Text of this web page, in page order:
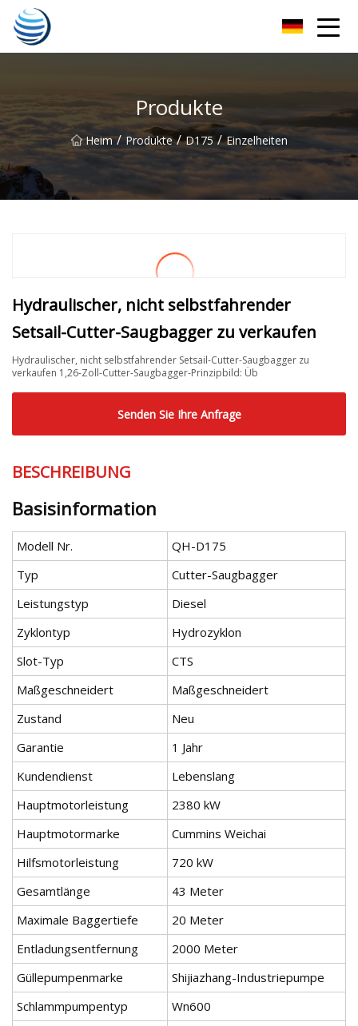
Produkte
Heim / Produkte / D175 / Einzelheiten
Hydraulischer, nicht selbstfahrender
Setsail-Cutter-Saugbagger zu verkaufen
Hydraulischer, nicht selbstfahrender Setsail-Cutter-Saugbagger zu
verkaufen 1,26-Zoll-Cutter-Saugbagger-Prinzipbild: Üb
Senden Sie Ihre Anfrage
BESCHREIBUNG
Basisinformation
Modell Nr.
QH-D175
Typ
Cutter-Saugbagger
Leistungstyp
Diesel
Zyklontyp
Hydrozyklon
Slot-Typ
CTS
Maßgeschneidert
Maßgeschneidert
Zustand
Neu
Garantie
1 Jahr
Kundendienst
Lebenslang
Hauptmotorleistung
2380 kW
Hauptmotormarke
Cummins Weichai
Hilfsmotorleistung
720 kW
Gesamtlänge
43 Meter
Maximale Baggertiefe
20 Meter
Entladungsentfernung
2000 Meter
Güllepumpenmarke
Shijiazhang-Industriepumpe
Schlammpumpentyp
Wn600